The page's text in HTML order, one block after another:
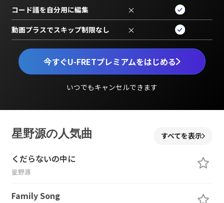
今すぐU-FRETプレミアムをはじめる
いつでもキャンセルできます
コード譜を自分用に編集 ×
動画プラスでスキップ制限なし ×
星野源の人気曲 すべてを表示
くだらないの中に
星野源
Family Song